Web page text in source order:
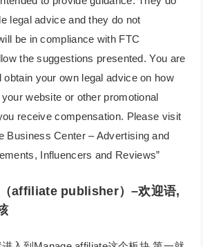
legal advice and they do not
be in compliance with FTC
the suggestions presented. You are
your own legal advice on how
website or other promotional
receive compensation. Please visit
Business Center – Advertising and
Influencers and Reviews”
affiliate publisher）–欢迎语,